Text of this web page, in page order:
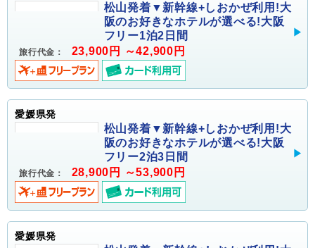
松山発着▼新幹線+しおかぜ利用!大
阪のお好きなホテルが選べる!大阪
フリー1泊2日間
旅行代金： 23,900円 ～42,900円
愛媛県発
松山発着▼新幹線+しおかぜ利用!大
阪のお好きなホテルが選べる!大阪
フリー2泊3日間
旅行代金： 28,900円 ～53,900円
愛媛県発